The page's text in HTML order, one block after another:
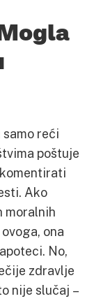
reći
poštuje
Ako
moralnih
ona
No,
zdravlje
nije slučaj –